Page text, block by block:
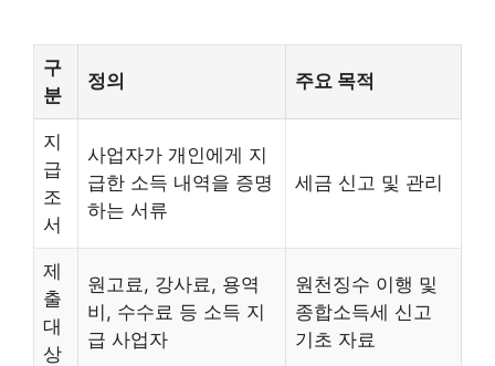
구
분
정의 주요 목적
지
급
조
서
사업자가 개인에게 지
급한 소득 내역을 증명
하는 서류
세금 신고 및 관리
제
출
대
상
원고료, 강사료, 용역
비, 수수료 등 소득 지
급 사업자
원천징수 이행 및
종합소득세 신고
기초 자료